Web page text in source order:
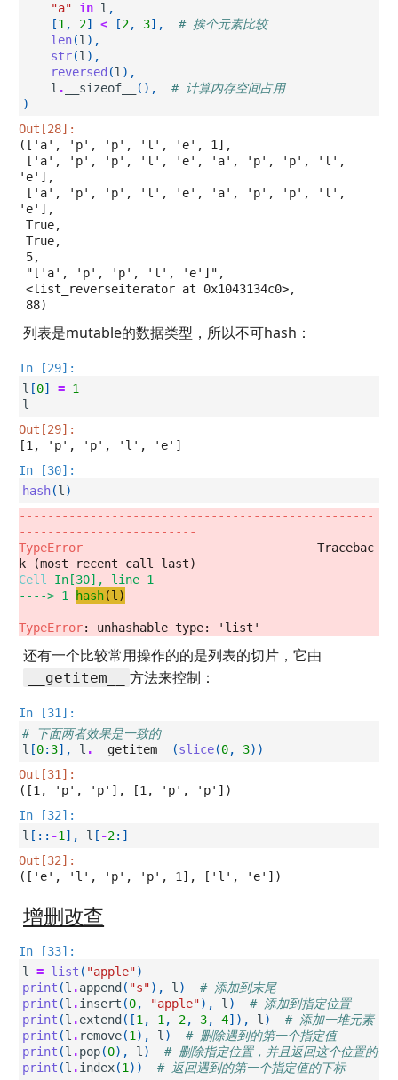
"a"
in l ,
[1 , 2] < [2, 3],
# 挨个元素比较
len(l ),
str(l ),
reversed (l ),
l . __sizeof__ (),
# 计算内存空间占用
)
Out[28]:
(['a', 'p', 'p', 'l', 'e', 1],
'e'],
'e'],
88)
列表是mutable的数据类型，所以不可hash：
In [29]:
l [0] = 1
l
Out[29]:
[1, 'p', 'p', 'l', 'e']
In [30]:
hash(l )
--------------------------------------------------
-------------------------
TypeError
                                 Tracebac
Cell
In[30] , line 1
----> 1 hash(l )
TypeError: unhashable type: 'list'
还有一个比较常用操作的的是列表的切片，它由
__getitem__ 方法来控制：
In [31]:
# 下面两者效果是一致的
l [0: 3], l . __getitem__ (slice(0, 3))
Out[31]:
([1, 'p', 'p'], [1, 'p', 'p'])
In [32]:
l [:: -1 ], l [ -2:]
Out[32]:
(['e', 'l', 'p', 'p', 1], ['l', 'e'])
增删改查
In [33]:
l
= list ( "apple")
print (l .append ( "s"), l )
# 添加到末尾
print (l .insert (0, "apple"), l )
# 添加到指定位置
print (l .extend ([1 , 1 , 2, 3, 4]), l )
# 添加一堆元素
print (l . remove(1 ), l )
# 删除遇到的第一个指定值
print (l .pop(0), l )
# 删除指定位置，并且返回这个位置的值
print (l .index(1 )) # 返回遇到的第一个指定值的下标